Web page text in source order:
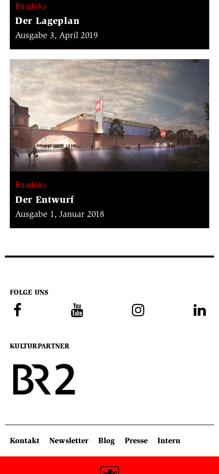
Baudoku
Der Lageplan
Ausgabe 3, April 2019
Baudoku
Der Entwurf
Ausgabe 1, Januar 2018
FOLGE UNS
KULTURPARTNER
SITEMAP: KOPFBEREICH
Kontakt Newsletter Blog Presse Intern